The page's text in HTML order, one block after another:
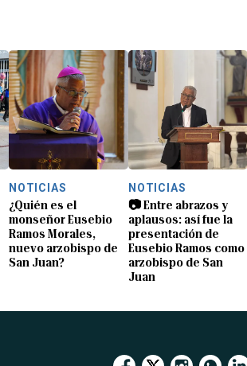
NOTICIAS
¿Quién es el
monseñor Eusebio
Ramos Morales,
nuevo arzobispo de
San Juan?
NOTICIAS
📷 Entre abrazos y
aplausos: así fue la
presentación de
Eusebio Ramos como
arzobispo de San
Juan